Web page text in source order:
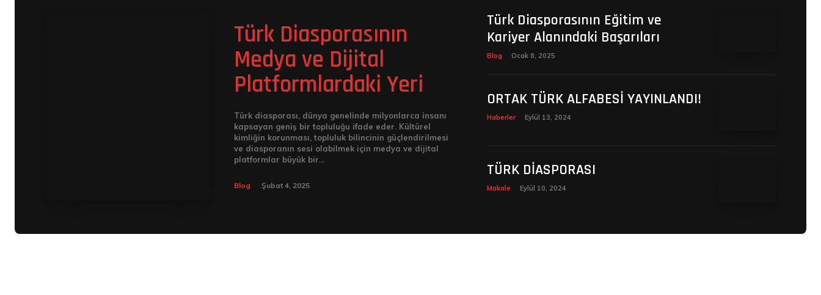
Türk Diasporasının
Medya ve Dijital
Platformlardaki Yeri
Türk diasporası, dünya genelinde milyonlarca insanı
kapsayan geniş bir topluluğu ifade eder. Kültürel
kimliğin korunması, topluluk bilincinin güçlendirilmesi
ve diasporanın sesi olabilmek için medya ve dijital
platformlar büyük bir...
Blog Şubat 4, 2025
Türk Diasporasının Eğitim ve
Kariyer Alanındaki Başarıları
Blog Ocak 8, 2025
ORTAK TÜRK ALFABESİ YAYINLANDI!
Haberler Eylül 13, 2024
TÜRK DİASPORASI
Makale Eylül 10, 2024